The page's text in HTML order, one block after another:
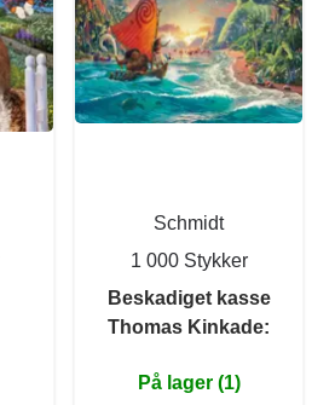
Schmidt
1 000 Stykker
Beskadiget kasse
Thomas Kinkade:
På lager (1)